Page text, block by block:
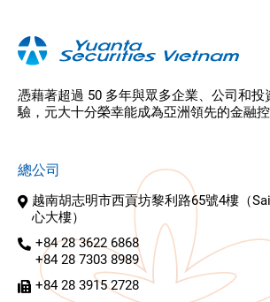
憑藉著超過 50 多年與眾多企業、公司和投
驗，元大十分榮幸能成為亞洲領先的金融控
總公司
越南胡志明市西貢坊黎利路65號4樓（
心大樓）
+84 28 3622 6868
+84 28 7303 8989
+84 28 3915 2728